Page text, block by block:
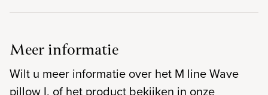
Meer informatie
Wilt u meer informatie over het M line Wave
pillow I, of het product bekijken in onze